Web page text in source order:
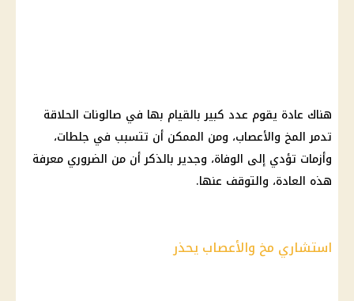
هناك عادة يقوم عدد كبير بالقيام بها في صالونات الحلاقة
تدمر المخ والأعصاب، ومن الممكن أن تتسبب في جلطات،
وأزمات تؤدي إلى الوفاة، وجدير بالذكر أن من الضروري معرفة
هذه العادة، والتوقف عنها.
استشاري مخ والأعصاب يحذر